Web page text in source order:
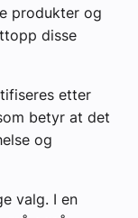
produkter og
disse
etter
betyr at det
og
valg. I en